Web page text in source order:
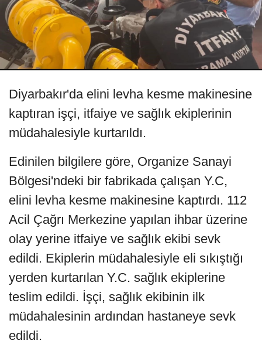
Diyarbakır'da elini levha kesme makinesine
kaptıran işçi, itfaiye ve sağlık ekiplerinin
müdahalesiyle kurtarıldı.
Edinilen bilgilere göre, Organize Sanayi
Bölgesi'ndeki bir fabrikada çalışan Y.C,
elini levha kesme makinesine kaptırdı. 112
Acil Çağrı Merkezine yapılan ihbar üzerine
olay yerine itfaiye ve sağlık ekibi sevk
edildi. Ekiplerin müdahalesiyle eli sıkıştığı
yerden kurtarılan Y.C. sağlık ekiplerine
teslim edildi. İşçi, sağlık ekibinin ilk
müdahalesinin ardından hastaneye sevk
edildi.